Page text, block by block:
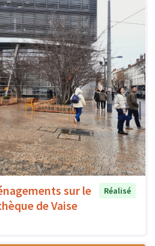
sur le
de Vaise
Réalisé